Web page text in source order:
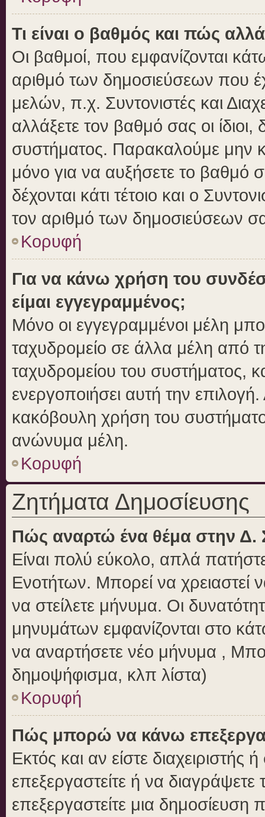
Τι είναι ο βαθμός και πώς
Οι βαθμοί, που εμφανίζονται
αριθμό των δημοσιεύσεων που
μελών, π.χ. Συντονιστές και
αλλάξετε τον βαθμό σας οι ίδιοι,
συστήματος. Παρακαλούμε μην
μόνο για να αυξήσετε το βαθμό
δέχονται κάτι τέτοιο και ο
τον αριθμό των δημοσιεύσεων
Κορυφή
Για να κάνω χρήση του
είμαι εγγεγραμμένος;
Μόνο οι εγγεγραμμένοι μέλη
ταχυδρομείο σε άλλα μέλη από
ταχυδρομείου του συστήματος,
ενεργοποιήσει αυτή την
κακόβουλη χρήση του
ανώνυμα μέλη.
Κορυφή
Ζητήματα Δημοσίευσης
Πώς αναρτώ ένα θέμα στην Δ.
Είναι πολύ εύκολο, απλά
Ενοτήτων. Μπορεί να χρειαστεί
να στείλετε μήνυμα. Οι
μηνυμάτων εμφανίζονται στο
να αναρτήσετε νέο μήνυμα ,
δημοψήφισμα, κλπ λίστα)
Κορυφή
Πώς μπορώ να κάνω
Εκτός και αν είστε διαχειριστής
επεξεργαστείτε ή να
επεξεργαστείτε μια δημοσίευση